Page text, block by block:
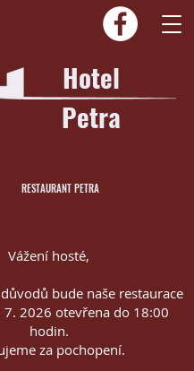
Hotel
Petra
RESTAURANT PETRA
Vážení hosté,
bude naše restaurace
7. 2026 otevřena do 18:00
hodin.
za pochopení.